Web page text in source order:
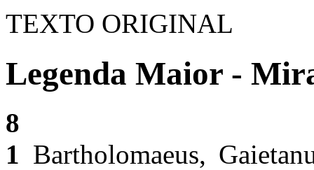
TEXTO ORIGINAL
Legenda Maior -
8
1 Bartholomaeus,